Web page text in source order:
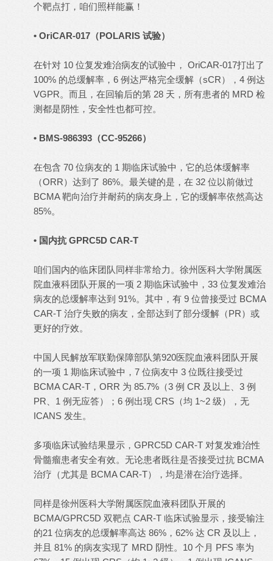
个靶点打，咱们照样能赢！
• OriCAR-017（POLARIS 试验）
在针对 10 位复发难治病友的试验中， OriCAR-017打出了
100% 的总缓解率，6 例达严格完全缓解（sCR），4 例达
VGPR。而且，在回输后的第 28 天，所有患者的 MRD 检
测都是阴性，安全性也都可控。
• BMS-986393（CC-95266）
在包含 70 位病友的 1 期临床试验中，它的总体缓解率
（ORR）达到了 86%。最关键的是，在 32 位以前做过
BCMA 靶向治疗并耐药的病友身上，它的缓解率依然高达
85%。
• 国内抗 GPRC5D CAR-T
咱们国内的临床团队同样非常给力。徐州医科大学附属医
院血液科团队开展的一项 2 期临床试验中，33 位复发难治
病友的总缓解率达到 91%。其中，有 9 位曾接受过 BCMA
CAR-T 治疗失败的病友，全部达到了部分缓解（PR）或
更好的疗效。
中国人民解放军联勤保障部队第920医院血液科团队开展
的一项 1 期临床试验中，7 位病友中 3 位既往接受过
BCMA CAR-T，ORR 为 85.7%（3 例 CR 及以上、3 例
PR、1 例无应答）；6 例出现 CRS（均 1~2 级），无
ICANS 发生。
多项临床试验结果显示，GPRC5D CAR-T 对复发难治性
骨髓瘤患者安全有效。无论患者既往是否接受过抗 BCMA
治疗（尤其是 BCMA CAR-T），均是潜在治疗选择。
同样是徐州医科大学附属医院血液科团队开展的
BCMA/GPRC5D 双靶点 CAR-T 临床试验显示，接受输注
的21 位病友的总缓解率高达 86%，62% 达 CR 及以上，
并且 81% 的病友实现了 MRD 阴性。10 个月 PFS 率为